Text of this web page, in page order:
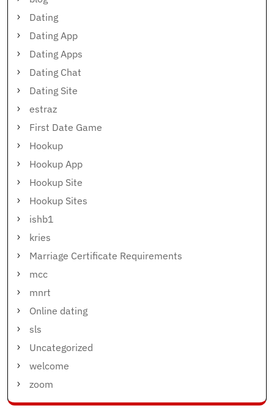
Dating
Dating App
Dating Apps
Dating Chat
Dating Site
estraz
First Date Game
Hookup
Hookup App
Hookup Site
Hookup Sites
ishb1
kries
Marriage Certificate Requirements
mcc
mnrt
Online dating
sls
Uncategorized
welcome
zoom